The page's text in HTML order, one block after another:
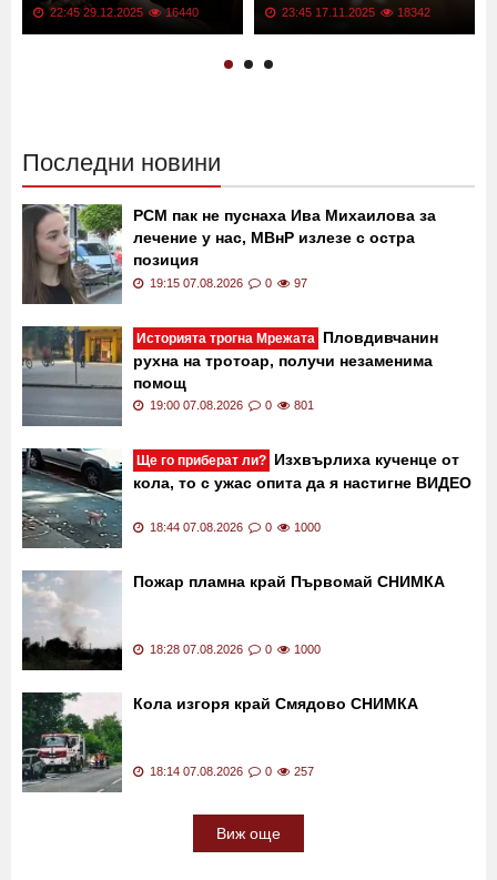
22:45 29.12.2025 16440 23:45 17.11.2025 18342
Последни новини
РСМ пак не пуснаха Ива Михаилова за
лечение у нас, МВнР излезе с остра
позиция
19:15 07.08.2026 0 97
Историята трогна Мрежата Пловдивчанин
рухна на тротоар, получи незаменима
помощ
19:00 07.08.2026 0 801
Ще го приберат ли? Изхвърлиха кученце от
кола, то с ужас опита да я настигне ВИДЕО
18:44 07.08.2026 0 1000
Пожар пламна край Първомай СНИМКА
18:28 07.08.2026 0 1000
Кола изгоря край Смядово СНИМКА
18:14 07.08.2026 0 257
Виж още